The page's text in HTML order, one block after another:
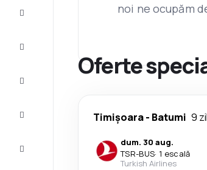
noi ne ocupăm
Oferte
Timișoara- Batumi 9
dum. 30 aug.
TSR-BUS· 1 escală
Turkish Airlines